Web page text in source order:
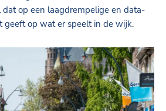
op een laagdrempelige en data-
geeft op wat er speelt in de wijk.